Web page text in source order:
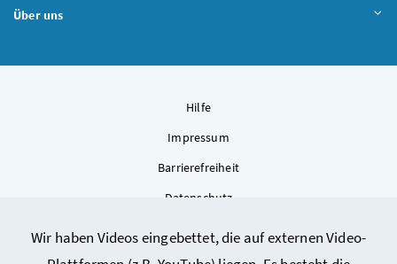
Wir haben Videos eingebettet, die auf externen Video-
Über uns
Hilfe
Impressum
Barrierefreiheit
Datenschutz
Sitemap